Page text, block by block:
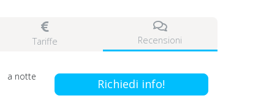
Tariffe Recensioni
a notte
Richiedi info!